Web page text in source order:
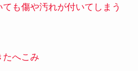
ても傷や汚れが付いてしまう
へこみ